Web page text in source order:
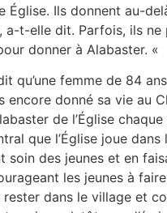
Église. Ils donnent au-
a-t-elle dit. Parfois, ils ne
donner à Alabaster. «
qu’une femme de 84
encore donné sa vie au
de l’Église
que l’Église joue
soin des jeunes et en
les jeunes à
rester dans le village et